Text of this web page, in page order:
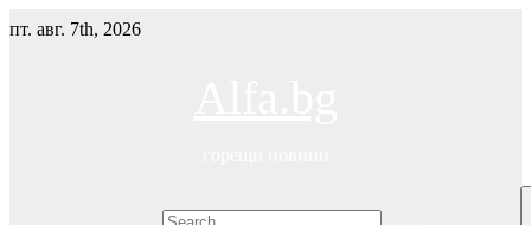
to
пт. авг. 7th, 2026